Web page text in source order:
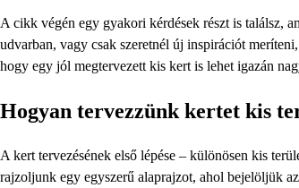
A cikk végén egy gyakori kérdések részt is találsz,
udvarban, vagy csak szeretnél új inspirációt
hogy egy jól megtervezett kis kert is lehet igazán
Hogyan tervezzünk kertet kis
A kert tervezésének első lépése – különösen kis
rajzoljunk egy egyszerű alaprajzot, ahol bejelöljük